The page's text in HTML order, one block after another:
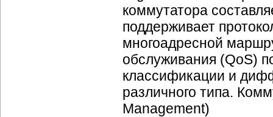
коммутатора
поддерживает
многоадресной
обслуживания (QoS)
классификации и
различного типа.
Management)